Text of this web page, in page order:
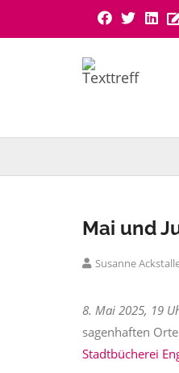
Mai und
Susanne
8. Mai 2025, 19
sagenhaften
Stadtbücherei